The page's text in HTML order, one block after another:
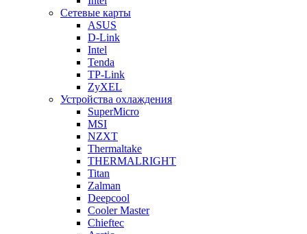
Сетевые карты
ASUS
D-Link
Intel
Tenda
TP-Link
ZyXEL
Устройства охлаждения
SuperMicro
MSI
NZXT
Thermaltake
THERMALRIGHT
Titan
Zalman
Deepcool
Cooler Master
Chieftec